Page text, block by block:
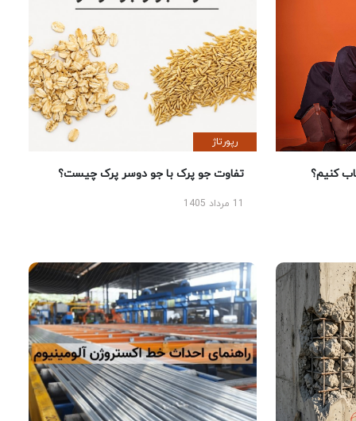
کنیم؟
رپورتاژ
تفاوت جو پرک با جو دوسر پرک چیست؟